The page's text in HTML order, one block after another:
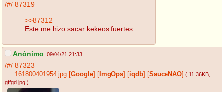
/#/ 87319
>>87312
Este me hizo sacar kekeos fuertes
Anónimo 09/04/21 21:33
/#/ 87323
161800401954.jpg Google ImgOps iqdb SauceNAO ( 11.36KB
gffgd.jpg )